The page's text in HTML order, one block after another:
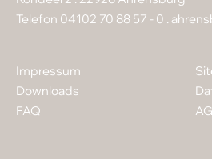
Telefon 04102 70 88 57 - 0 .
Impressum
Downloads
FAQ